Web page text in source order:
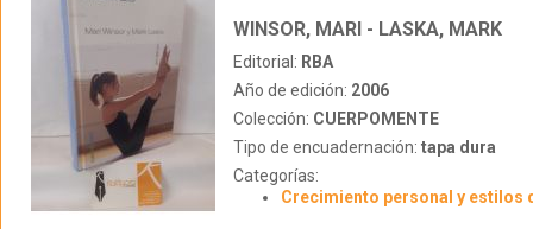
WINSOR, MARI - LASKA, MARK
Editorial: RBA
Año de edición: 2006
Colección: CUERPOMENTE
Tipo de encuadernación: tapa dura
Categorías:
Crecimiento personal y estilos